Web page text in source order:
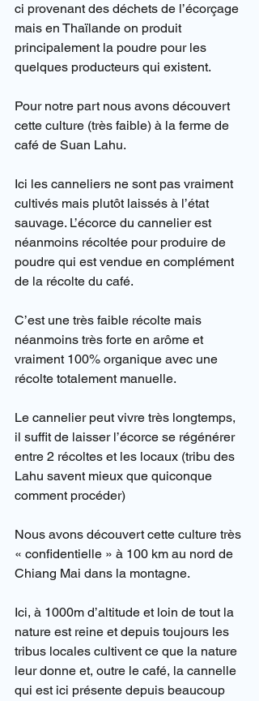
ci provenant des déchets de l’écorçage
mais en Thaïlande on produit
principalement la poudre pour les
quelques producteurs qui existent.
Pour notre part nous avons découvert
cette culture (très faible) à la ferme de
café de Suan Lahu.
Ici les canneliers ne sont pas vraiment
cultivés mais plutôt laissés à l’état
sauvage. L’écorce du cannelier est
néanmoins récoltée pour produire de
poudre qui est vendue en complément
de la récolte du café.
C’est une très faible récolte mais
néanmoins très forte en arôme et
vraiment 100% organique avec une
récolte totalement manuelle.
Le cannelier peut vivre très longtemps,
il suffit de laisser l’écorce se régénérer
entre 2 récoltes et les locaux (tribu des
Lahu savent mieux que quiconque
comment procéder)
Nous avons découvert cette culture très
« confidentielle » à 100 km au nord de
Chiang Mai dans la montagne.
Ici, à 1000m d’altitude et loin de tout la
nature est reine et depuis toujours les
tribus locales cultivent ce que la nature
leur donne et, outre le café, la cannelle
qui est ici présente depuis beaucoup